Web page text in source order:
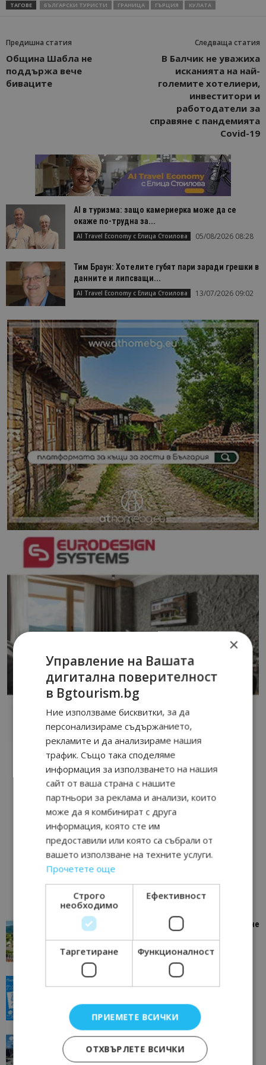
ТАГОВЕ БЪЛГАРСКИ ТУРИСТИ ГРАНИЦА ГЪРЦИЯ КУЛАТА
Предишна статия
Община Шабла не
поддържа вече
биваците
Следваща статия
В Балчик не уважиха
исканията на най-
големите хотелиери,
инвеститори и
работодатели за
справяне с пандемията
Covid-19
AI в туризма: защо камериерка може да се
окаже по-трудна за...
AI Travel Economy с Елица Стоилова 05/08/2026 08:28
Тим Браун: Хотелите губят пари заради грешки в
данните и липсващи...
AI Travel Economy с Елица Стоилова 13/07/2026 09:02
“Пощенска картичка от…”: Петрич – Изживяване
Петрич 11/07/2026 11:22
Пловдив 23/06/2026 10:00
“Пощенска картичка от…”: Перник – град на
традициите, културата и вдъхновяващите...
×
Управление на Вашата
дигитална поверителност
в Bgtourism.bg
Ние използваме бисквитки, за да
персонализираме съдържанието,
рекламите и да анализираме нашия
трафик. Също така споделяме
информация за използването на нашия
сайт от ваша страна с нашите
партньори за реклама и анализи, които
може да я комбинират с друга
информация, която сте им
предоставили или която са събрали от
вашето използване на техните услуги.
Прочетете още
Строго
необходимо
Ефективност
Таргетиране Функционалност
ПРИЕМЕТЕ ВСИЧКИ
ОТХВЪРЛЕТЕ ВСИЧКИ